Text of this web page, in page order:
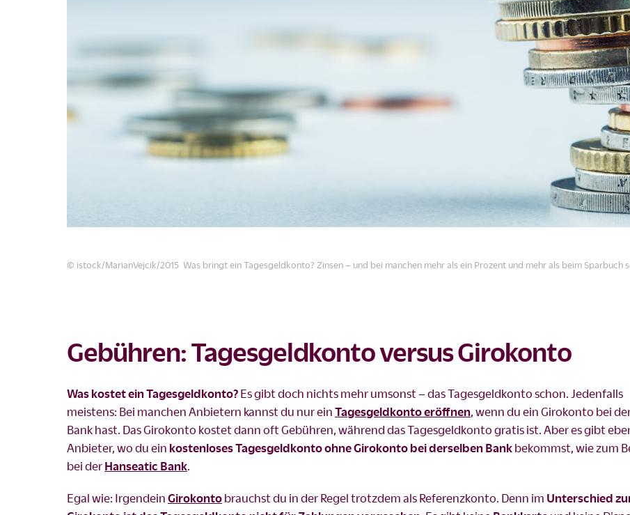
© istock/MarianVejcik/2015 Was bringt ein Tagesgeldkonto? Zinsen – und bei manchen mehr als ein Prozent und mehr als beim Sparbuch
Gebühren: Tagesgeldkonto versus Girokonto
Was kostet ein Tagesgeldkonto? Es gibt doch nichts mehr umsonst – das Tagesgeldkonto schon. Jedenfalls
meistens: Bei manchen Anbietern kannst du nur ein Tagesgeldkonto eröffnen, wenn du ein Girokonto bei
Bank hast. Das Girokonto kostet dann oft Gebühren, während das Tagesgeldkonto gratis ist. Aber es gibt
Anbieter, wo du ein kostenloses Tagesgeldkonto ohne Girokonto bei derselben Bank bekommst, wie zum
bei der Hanseatic Bank.
Egal wie: Irgendein Girokonto brauchst du in der Regel trotzdem als Referenzkonto. Denn im Unterschied